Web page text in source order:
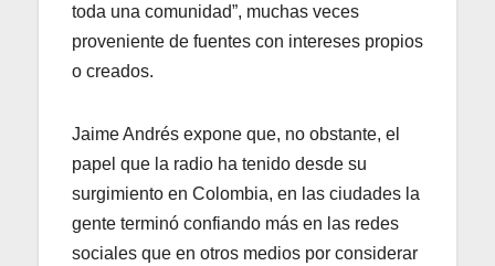
toda una comunidad”, muchas veces
proveniente de fuentes con intereses propios
o creados.
Jaime Andrés expone que, no obstante, el
papel que la radio ha tenido desde su
surgimiento en Colombia, en las ciudades la
gente terminó confiando más en las redes
sociales que en otros medios por considerar